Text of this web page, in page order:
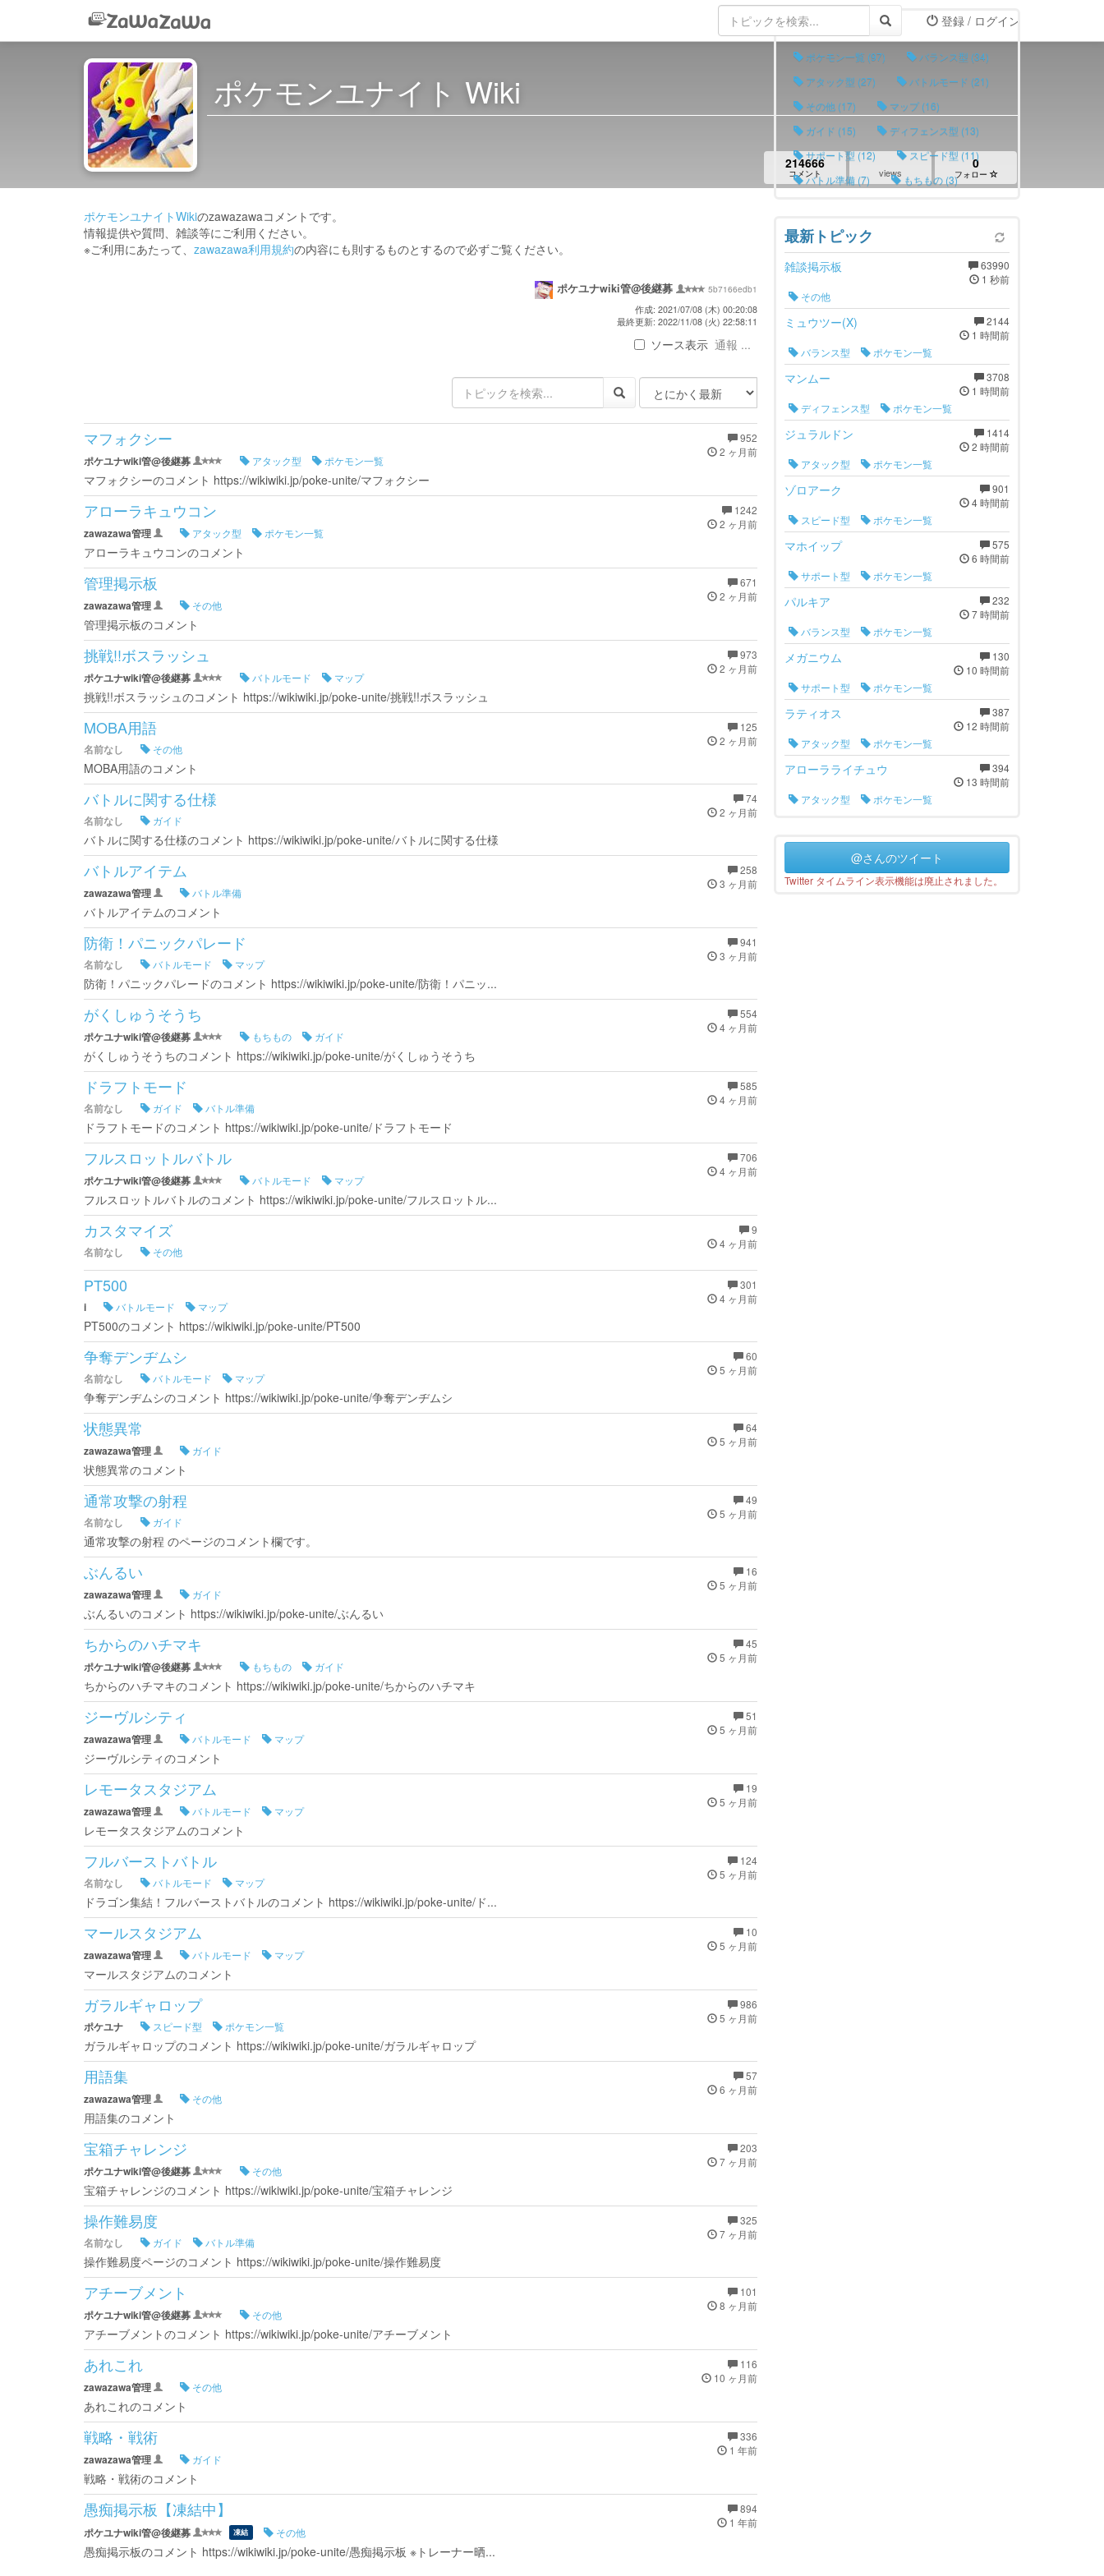
登録 / ログイン
ポケモンユナイト Wiki
214666
コメント views
0
フォロー
ポケモンユナイトWikiのzawazawaコメントです。
情報提供や質問、雑談等にご利用ください。
※ご利用にあたって、 zawazawa利用規約の内容にも則するものとするので必ずご覧ください。
ポケユナwiki管@後継募
5b7166edb1
作成: 2021/07/08 (木) 00:20:08
最終更新: 2022/11/08 (火) 22:58:11
ソース表示 通報 ...
952
2 ヶ月前
マフォクシー
ポケユナwiki管@後継募 アタック型 ポケモン一覧
マフォクシーのコメント https://wikiwiki.jp/poke-unite/マフォクシー
1242
2 ヶ月前
アローラキュウコン
zawazawa管理 アタック型 ポケモン一覧
アローラキュウコンのコメント
671
2 ヶ月前
管理掲示板
zawazawa管理 その他
管理掲示板のコメント
973
2 ヶ月前
挑戦!!ボスラッシュ
ポケユナwiki管@後継募 バトルモード マップ
挑戦!!ボスラッシュのコメント https://wikiwiki.jp/poke-unite/挑戦!!ボスラッシュ
125
2 ヶ月前
MOBA用語
名前なし その他
MOBA用語のコメント
74
2 ヶ月前
バトルに関する仕様
名前なし ガイド
バトルに関する仕様のコメント https://wikiwiki.jp/poke-unite/バトルに関する仕様
258
3 ヶ月前
バトルアイテム
zawazawa管理 バトル準備
バトルアイテムのコメント
941
3 ヶ月前
防衛！パニックパレード
名前なし バトルモード マップ
防衛！パニックパレードのコメント https://wikiwiki.jp/poke-unite/防衛！パニッ...
554
4 ヶ月前
がくしゅうそうち
ポケユナwiki管@後継募 もちもの ガイド
がくしゅうそうちのコメント https://wikiwiki.jp/poke-unite/がくしゅうそうち
585
4 ヶ月前
ドラフトモード
名前なし ガイド バトル準備
ドラフトモードのコメント https://wikiwiki.jp/poke-unite/ドラフトモード
706
4 ヶ月前
フルスロットルバトル
ポケユナwiki管@後継募 バトルモード マップ
フルスロットルバトルのコメント https://wikiwiki.jp/poke-unite/フルスロットル...
9
4 ヶ月前
カスタマイズ
名前なし その他
301
4 ヶ月前
PT500
i バトルモード マップ
PT500のコメント https://wikiwiki.jp/poke-unite/PT500
60
5 ヶ月前
争奪デンヂムシ
名前なし バトルモード マップ
争奪デンヂムシのコメント https://wikiwiki.jp/poke-unite/争奪デンヂムシ
64
5 ヶ月前
状態異常
zawazawa管理 ガイド
状態異常のコメント
49
5 ヶ月前
通常攻撃の射程
名前なし ガイド
通常攻撃の射程 のページのコメント欄です。
16
5 ヶ月前
ぶんるい
zawazawa管理 ガイド
ぶんるいのコメント https://wikiwiki.jp/poke-unite/ぶんるい
45
5 ヶ月前
ちからのハチマキ
ポケユナwiki管@後継募 もちもの ガイド
ちからのハチマキのコメント https://wikiwiki.jp/poke-unite/ちからのハチマキ
51
5 ヶ月前
ジーヴルシティ
zawazawa管理 バトルモード マップ
ジーヴルシティのコメント
19
5 ヶ月前
レモータスタジアム
zawazawa管理 バトルモード マップ
レモータスタジアムのコメント
124
5 ヶ月前
フルバーストバトル
名前なし バトルモード マップ
ドラゴン集結！フルバーストバトルのコメント https://wikiwiki.jp/poke-unite/ド...
10
5 ヶ月前
マールスタジアム
zawazawa管理 バトルモード マップ
マールスタジアムのコメント
986
5 ヶ月前
ガラルギャロップ
ポケユナ スピード型 ポケモン一覧
ガラルギャロップのコメント https://wikiwiki.jp/poke-unite/ガラルギャロップ
57
6 ヶ月前
用語集
zawazawa管理 その他
用語集のコメント
203
7 ヶ月前
宝箱チャレンジ
ポケユナwiki管@後継募 その他
宝箱チャレンジのコメント https://wikiwiki.jp/poke-unite/宝箱チャレンジ
325
7 ヶ月前
操作難易度
名前なし ガイド バトル準備
操作難易度ページのコメント https://wikiwiki.jp/poke-unite/操作難易度
101
8 ヶ月前
アチーブメント
ポケユナwiki管@後継募 その他
アチーブメントのコメント https://wikiwiki.jp/poke-unite/アチーブメント
116
10 ヶ月前
あれこれ
zawazawa管理 その他
あれこれのコメント
336
1 年前
戦略・戦術
zawazawa管理 ガイド
戦略・戦術のコメント
894
1 年前
愚痴掲示板【凍結中】
ポケユナwiki管@後継募 凍結 その他
愚痴掲示板のコメント https://wikiwiki.jp/poke-unite/愚痴掲示板 ※トレーナー晒...
タグリスト
ポケモン一覧 (97)
バランス型 (34)
アタック型 (27)
バトルモード (21)
その他 (17)
マップ (16)
ガイド (15)
ディフェンス型 (13)
サポート型 (12)
スピード型 (11)
バトル準備 (7)
もちもの (3)
最新トピック
63990
1 秒前
雑談掲示板
その他
2144
1 時間前
ミュウツー(X)
バランス型
ポケモン一覧
3708
1 時間前
マンムー
ディフェンス型
ポケモン一覧
1414
2 時間前
ジュラルドン
アタック型
ポケモン一覧
901
4 時間前
ゾロアーク
スピード型
ポケモン一覧
575
6 時間前
マホイップ
サポート型
ポケモン一覧
232
7 時間前
パルキア
バランス型
ポケモン一覧
130
10 時間前
メガニウム
サポート型
ポケモン一覧
387
12 時間前
ラティオス
アタック型
ポケモン一覧
394
13 時間前
アローラライチュウ
アタック型 ポケモン一覧
@さんのツイート
Twitter タイムライン表示機能は廃止されました。